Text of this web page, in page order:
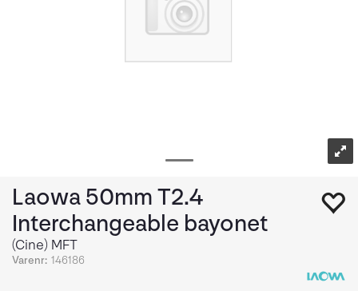
Laowa 50mm T2.4
Interchangeable bayonet
(Cine) MFT
Varenr: 146186